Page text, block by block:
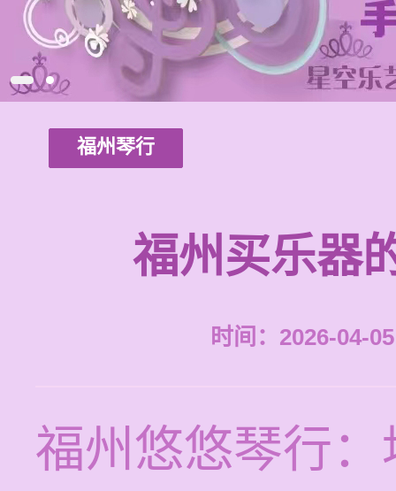
福州琴行
福州买乐器
时间：2026-04-
福州悠悠琴行